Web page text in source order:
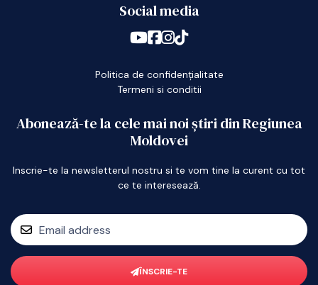
Social media
Politica de confidențialitate
Termeni si conditii
Abonează-te la cele mai noi știri din Regiunea
Moldovei
Inscrie-te la newsletterul nostru si te vom tine la curent cu tot
ce te interesează.
ÎNSCRIE-TE